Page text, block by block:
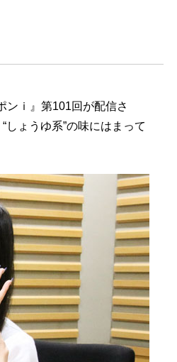
ンｉ』第101回が配信さ
ょうゆ系”の味にはまって